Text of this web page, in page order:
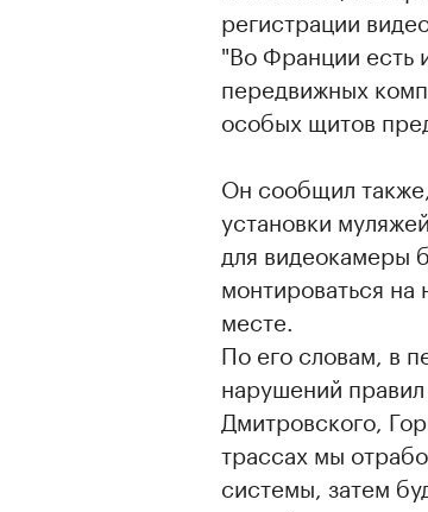
регистрации
"Во Франции
передвижных
особых щитов
Он сообщил
установки
для видеокамеры
монтироваться на
месте.
По его словам, в
нарушений
Дмитровского,
трассах мы
системы, затем